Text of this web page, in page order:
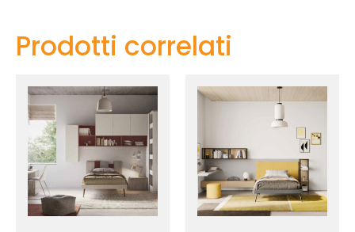
Prodotti correlati